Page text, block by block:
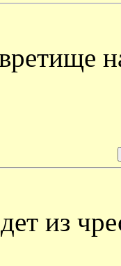
из